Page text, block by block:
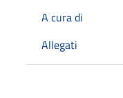
A cura di
Allegati